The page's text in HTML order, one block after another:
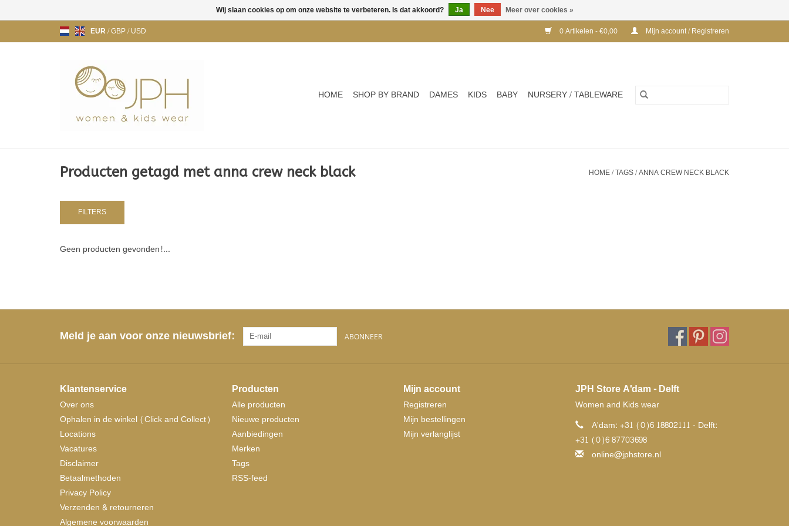
EUR/GBP/USD 0 Artikelen - €0,00 Mijn account / Registreren
HOME SHOP BY BRAND DAMES KIDS BABY NURSERY / TABLEWARE
Producten getagd met anna crew neck black HOME/TAGS/ANNA CREW NECK BLACK
FILTERS
Geen producten gevonden!...
Meld je aan voor onze nieuwsbrief: ABONNEER
Klantenservice
Over ons
Ophalen in de winkel (Click and Collect)
Locations
Vacatures
Disclaimer
Betaalmethoden
Privacy Policy
Verzenden & retourneren
Algemene voorwaarden
Producten
Alle producten
Nieuwe producten
Aanbiedingen
Merken
Tags
RSS-feed
Mijn account
Registreren
Mijn bestellingen
Mijn verlanglijst
JPH Store A'dam - Delft
Women and Kids wear
A'dam: +31 (0)6 18802111 - Delft:
+31 (0)6 87703698
online@jphstore.nl
Wij slaan cookies op om onze website te verbeteren. Is dat akkoord? Ja Nee Meer over cookies »